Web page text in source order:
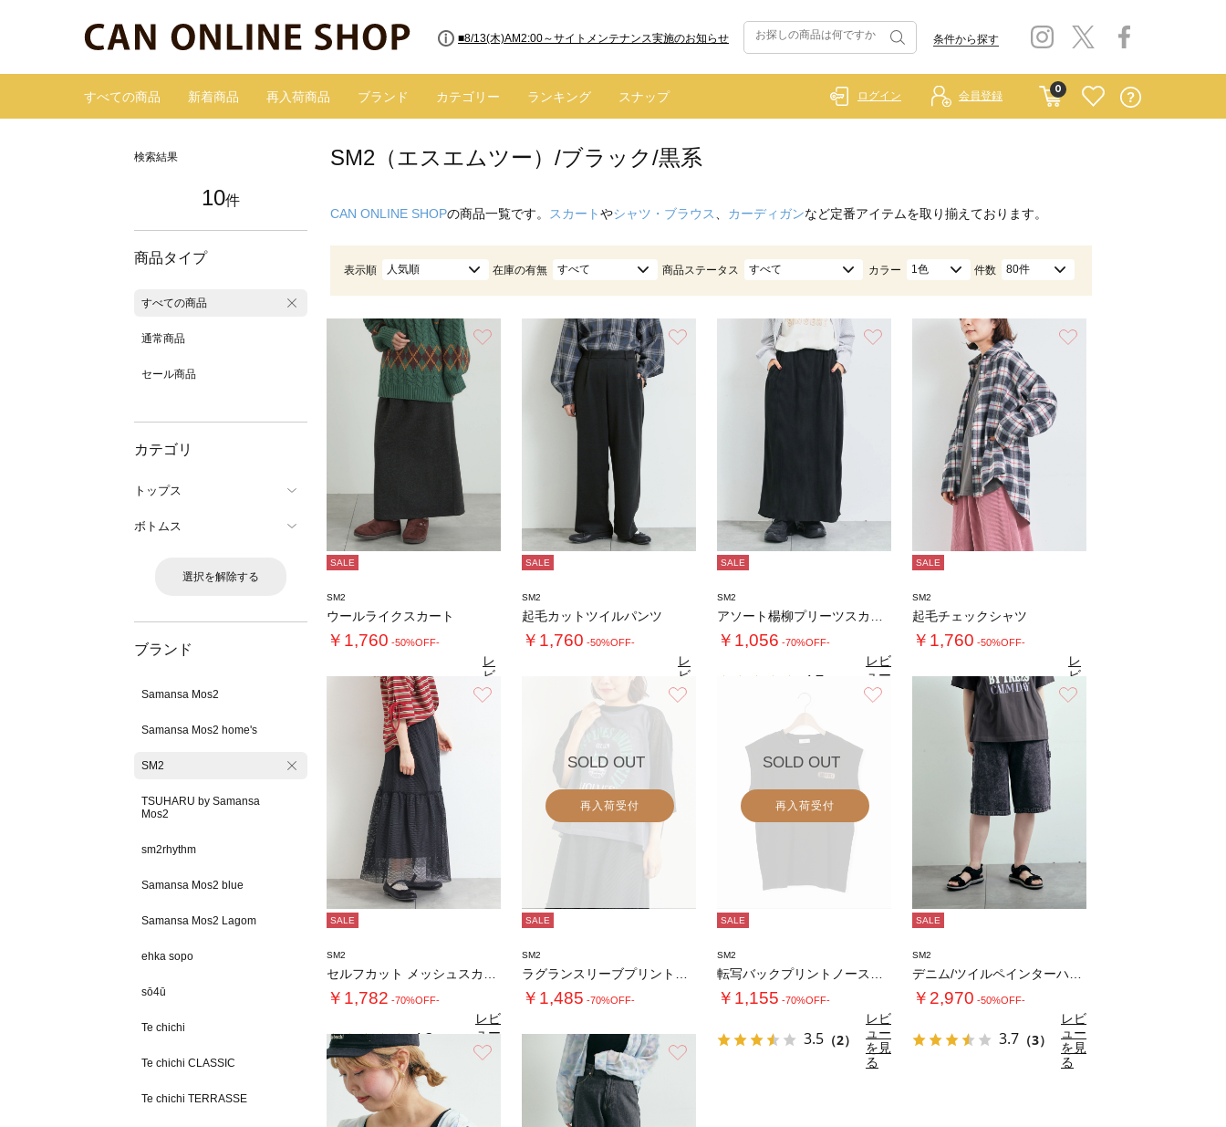
■8/13(木)AM2:00～サイトメンテナンス実施のお知らせ 条件から探す
すべての商品 新着商品 再入荷商品 ブランド カテゴリー ランキング スナップ
0
ログイン 会員登録
検索結果
10件
商品タイプ
すべての商品
通常商品
セール商品
カテゴリ
トップス
ボトムス
選択を解除する
ブランド
Samansa Mos2
Samansa Mos2 home's
SM2
TSUHARU by Samansa
Mos2
sm2rhythm
Samansa Mos2 blue
Samansa Mos2 Lagom
ehka sopo
sō4ū
Te chichi
Te chichi CLASSIC
Te chichi TERRASSE
SM2（エスエムツー）/ブラック/黒系
CAN ONLINE SHOPの商品一覧です。 スカートやシャツ・ブラウス カーディガンなど定番アイテムを取り揃えております。
表示順 人気順 在庫の有無 すべて 商品ステータス すべて カラー 1色 件数 80件
SALE
SM2
ウールライクスカート
￥1,760 -50%OFF-
5.0（11）
レ
ビ
ュ
ー
SALE
SM2
起毛カットツイルパンツ
￥1,760 -50%OFF-
4.9（10）
レ
ビ
ュ
ー
SALE
SM2
￥1,056 -70%OFF-
4.7
レビ
ュー
を見
る
SALE
SM2
起毛チェックシャツ
￥1,760 -50%OFF-
4.5 （11）
レ
ビ
ュ
ー
SALE
SM2
￥1,782 -70%OFF-
4.3（3）
レビ
ュー
を見
る
SOLD OUT
再入荷受付
SALE
SM2
￥1,485 -70%OFF-
SOLD OUT
再入荷受付
SALE
SM2
￥1,155 -70%OFF-
3.5 （2）
レビ
ュー
を見
る
SALE
SM2
￥2,970 -50%OFF-
3.7 （3）
レビ
ュー
を見
る
お気に入り